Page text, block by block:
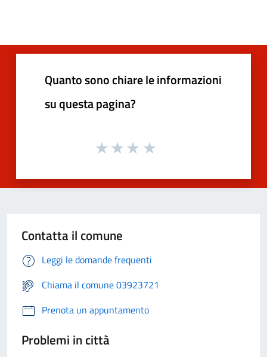
Quanto sono chiare le informazioni
su questa pagina?
Contatta il comune
Leggi le domande frequenti
Chiama il comune 03923721
Prenota un appuntamento
Problemi in città